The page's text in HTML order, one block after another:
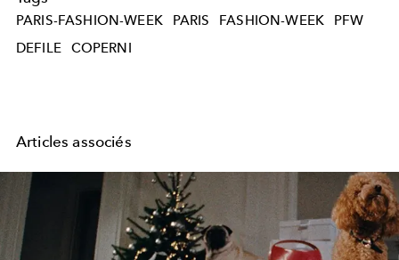
PARIS-FASHION-WEEK PARIS FASHION-WEEK
PFW
DEFILE
COPERNI
Articles associés